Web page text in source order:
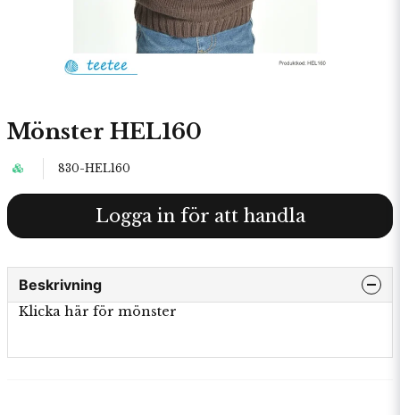
Mönster HEL160
830-HEL160
Logga in för att handla
Beskrivning
Klicka här för mönster